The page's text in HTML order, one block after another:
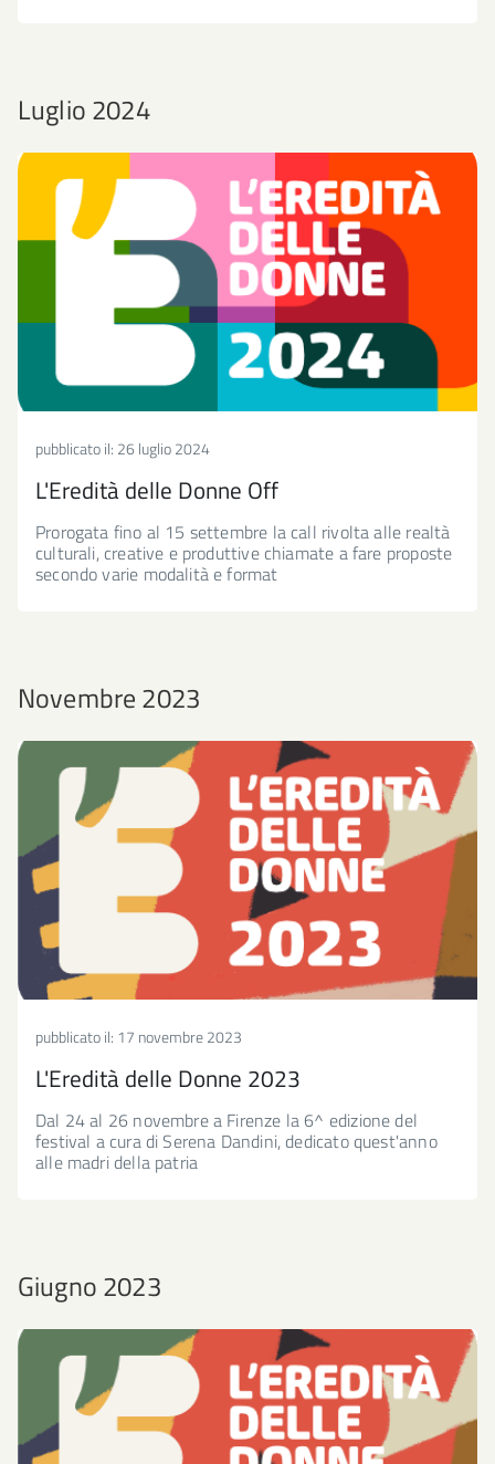
Luglio 2024
pubblicato il: 26 luglio 2024
L'Eredità delle Donne Off
Prorogata fino al 15 settembre la call rivolta alle realtà
culturali, creative e produttive chiamate a fare proposte
secondo varie modalità e format
Novembre 2023
pubblicato il: 17 novembre 2023
L'Eredità delle Donne 2023
Dal 24 al 26 novembre a Firenze la 6^ edizione del
festival a cura di Serena Dandini, dedicato quest'anno
alle madri della patria
Giugno 2023